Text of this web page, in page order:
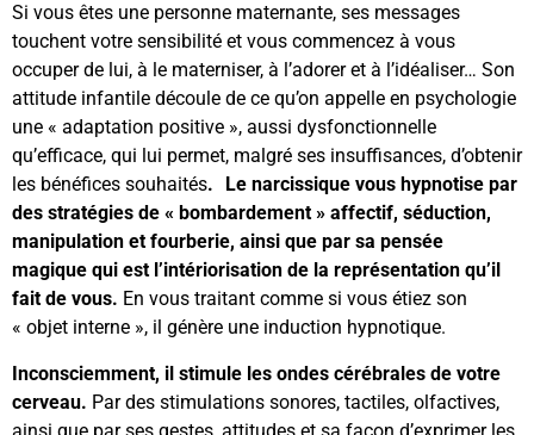
Si vous êtes une personne maternante, ses messages
touchent votre sensibilité et vous commencez à vous
occuper de lui, à le materniser, à l’adorer et à l’idéaliser… Son
attitude infantile découle de ce qu’on appelle en psychologie
une « adaptation positive », aussi dysfonctionnelle
qu’efficace, qui lui permet, malgré ses insuffisances, d’obtenir
les bénéfices souhaités. Le narcissique vous hypnotise par
des stratégies de « bombardement » affectif, séduction,
manipulation et fourberie, ainsi que par sa pensée
magique qui est l’intériorisation de la représentation qu’il
fait de vous. En vous traitant comme si vous étiez son
« objet interne », il génère une induction hypnotique.
Inconsciemment, il stimule les ondes cérébrales de votre
cerveau. Par des stimulations sonores, tactiles, olfactives,
ainsi que par ses gestes, attitudes et sa façon d’exprimer les